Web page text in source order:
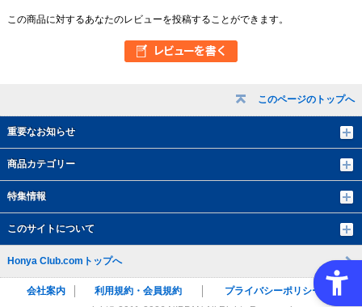
このページのトップへ
重要なお知らせ
商品カテゴリー
特集情報
このサイトについて
この商品に対するあなたのレビューを投稿することができます。
Honya Club.comトップへ
会社案内 利用規約・会員規約
プライバシーポリシー